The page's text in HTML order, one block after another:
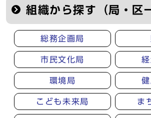
組織から探す（局・区
総務企画局
市民文化局
環境局
こども未来局 ま